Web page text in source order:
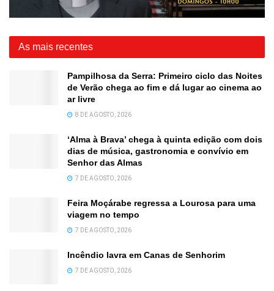
As mais recentes
Pampilhosa da Serra: Primeiro ciclo das Noites
de Verão chega ao fim e dá lugar ao cinema ao
ar livre
8 DE AGOSTO, 2026
‘Alma à Brava’ chega à quinta edição com dois
dias de música, gastronomia e convívio em
Senhor das Almas
7 DE AGOSTO, 2026
Feira Moçárabe regressa a Lourosa para uma
viagem no tempo
7 DE AGOSTO, 2026
Incêndio lavra em Canas de Senhorim
7 DE AGOSTO, 2026